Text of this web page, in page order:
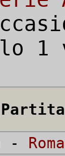
1
Partita
- Roma